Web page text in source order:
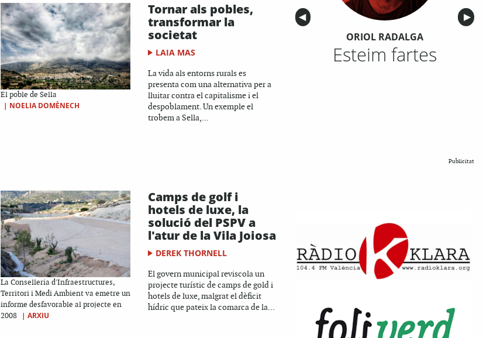
El poble de Sella
| NOELIA DOMÈNECH
Tornar als pobles,
transformar la
societat
LAIA MAS
La vida als entorns rurals es
presenta com una alternativa per a
lluitar contra el capitalisme i el
despoblament. Un exemple el
trobem a Sella,...
La Conselleria d'Infraestructures,
Territori i Medi Ambient va emetre un
informe desfavorable al projecte en
2008
| ARXIU
Camps de golf i
hotels de luxe, la
solució del PSPV a
l'atur de la Vila Joiosa
DEREK THORNELL
El govern municipal reviscola un
projecte turístic de camps de gold i
hotels de luxe, malgrat el dèficit
hídric que pateix la comarca de la...
Anterior
◀︎ ▶︎
ORIOL RADALGA
Esteim fartes
Publicitat